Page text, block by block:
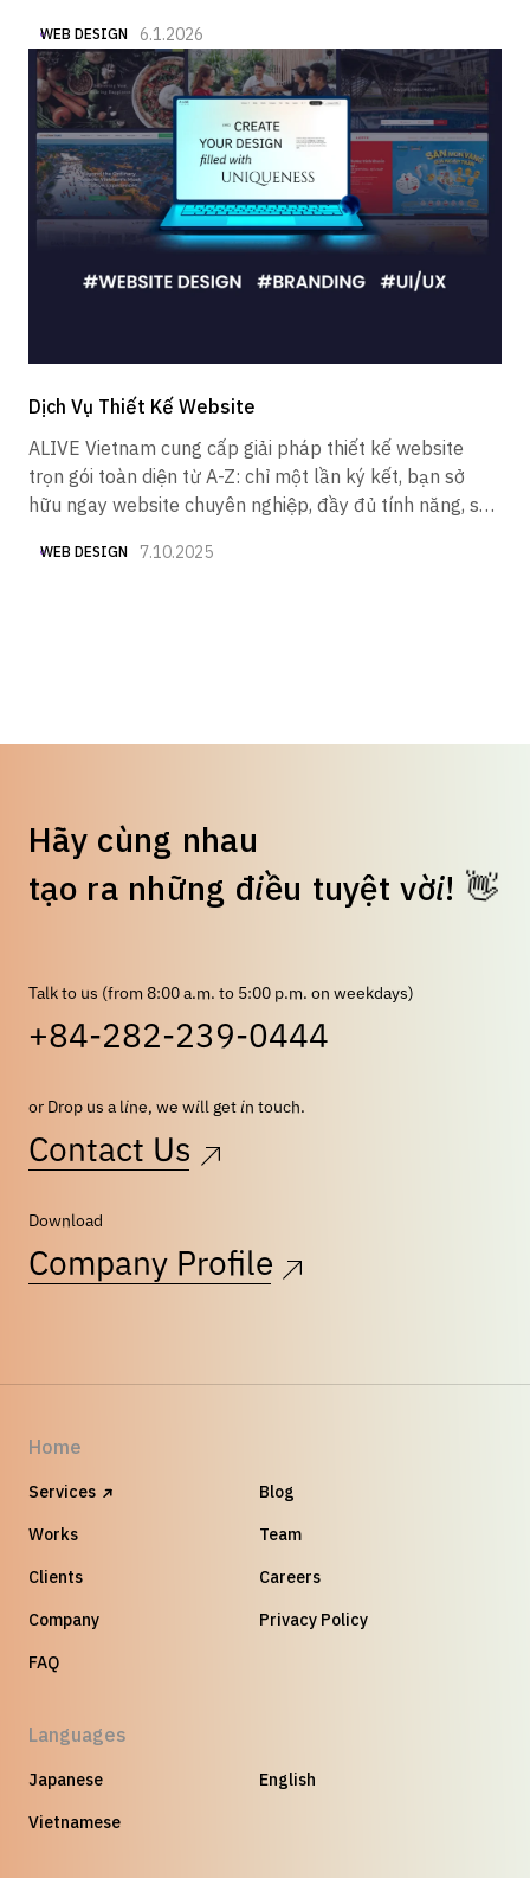
WEB DESIGN 6.1.2026
Dịch Vụ Thiết Kế Website
ALIVE Vietnam cung cấp giải pháp thiết kế website
trọn gói toàn diện từ A-Z: chỉ một lần ký kết, bạn sở
hữu ngay website chuyên nghiệp, đầy đủ tính năng, sẵn
WEB DESIGN 7.10.2025
Hãy cùng nhau
tạo ra những điều tuyệt vời! 👋
Talk to us (from 8:00 a.m. to 5:00 p.m. on weekdays)
+84-282-239-0444
or Drop us a line, we will get in touch.
Contact Us
Download
Company Profile
Home
Services
Works
Clients
Company
FAQ
Blog
Team
Careers
Privacy Policy
Languages
Japanese
English
Vietnamese